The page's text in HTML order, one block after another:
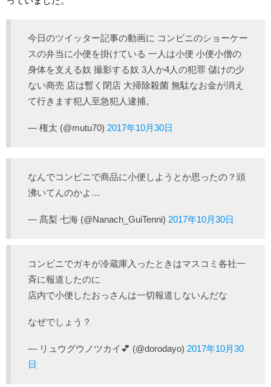
今日のツイッター記事の動画に コンビニのショーケー
スの弁当に小便を掛けている 一人は小便 小便小僧の
身体を支える奴 撮影する奴 3人か4人の犯罪 儲けの少
ない商売 店は暫く閉店 大掃除殺菌 無駄なお金が消え
て行きます犯人至急犯人逮捕。
— 権太 (@mutu70) 2017年10月30日
なんでコンビニで商品に小便しようとか思ったの？頭
沸いてんのかよ…
— 髙梨 七海 (@Nanach_GuiTenni) 2017年10月30日
コンビニでガキが冷蔵庫入ったときはマスコミ各社一
斉に報道したのに
店内で小便したおっさんは一切報道しないんだな
なぜでしょう？
— リュウグウノツカイ💕 (@dorodayo) 2017年10月30
日